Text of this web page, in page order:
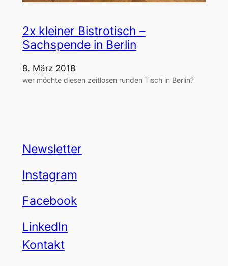
2x kleiner Bistrotisch –
Sachspende in Berlin
8. März 2018
wer möchte diesen zeitlosen runden Tisch in Berlin?
Newsletter
Instagram
Facebook
LinkedIn
Kontakt